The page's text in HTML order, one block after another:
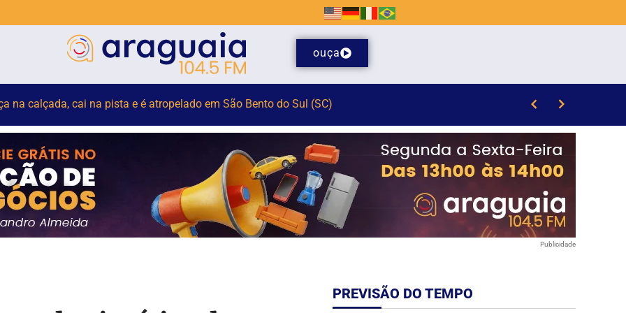
ouça
para monitorar desinformação e IA nas eleições
Publicidade
PREVISÃO DO TEMPO